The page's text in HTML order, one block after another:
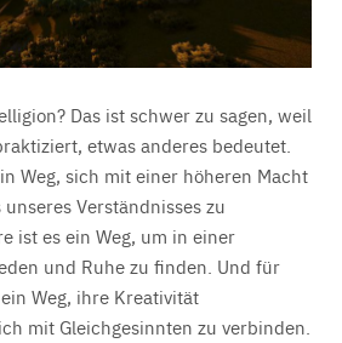
Das ist schwer zu sagen, weil
etwas anderes bedeutet.
Weg, sich mit einer höheren Macht
Verständnisses zu
ist es ein Weg, um in einer
und Ruhe zu finden. Und für
Weg, ihre Kreativität
mit Gleichgesinnten zu verbinden.